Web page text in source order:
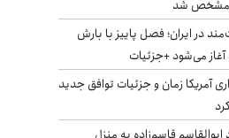
در ایران؛ فصل پاییز با بارش
می‌شود +جزئیات
آمریکا زمان و جزئیات توافق جدید